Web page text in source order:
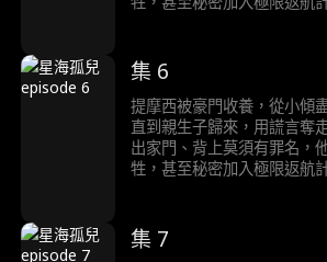
白自己失去了什麼……
集 6
提摩西被豪門收養，從小傾
直到親生子歸來，用謊言奪
出家門、背上莫須有罪名，
牲，甚至秘密加入極限返航
白自己失去了什麼……
集 7